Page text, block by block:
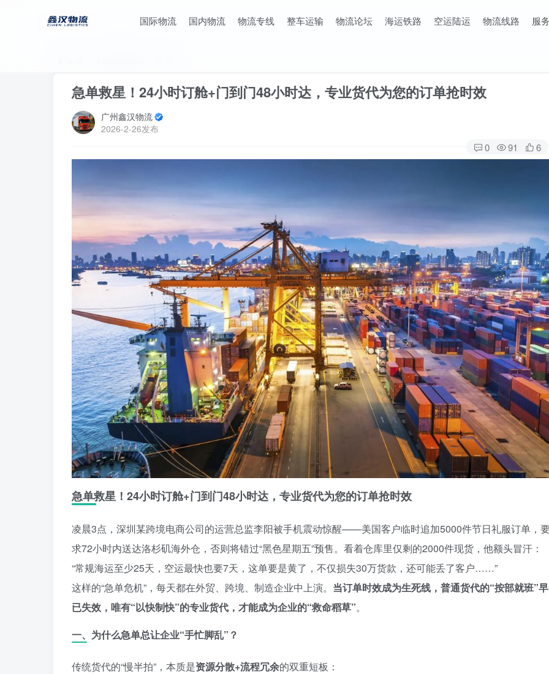
国际物流 国内物流 物流专线 整车运输 物流论坛 海运铁路 空运陆运 物流线路 服
急单救星！24小时订舱+门到门48小时达，专业货代为您的订单抢时效
广州鑫汉物流
2026-2-26发布
0 91 6
急单救星！24小时订舱+门到门48小时达，专业货代为您的订单抢时效
凌晨3点，深圳某跨境电商公司的运营总监李阳被手机震动惊醒——美国客户临时追加5000件节日礼服订单，
求72小时内送达洛杉矶海外仓，否则将错过“黑色星期五”预售。看着仓库里仅剩的2000件现货，他额头冒汗：
“常规海运至少25天，空运最快也要7天，这单要是黄了，不仅损失30万货款，还可能丢了客户……”
这样的“急单危机”，每天都在外贸、跨境、制造企业中上演。 当订单时效成为生死线，普通货代的“按部就班”早
已失效，唯有“以快制快”的专业货代，才能成为企业的“救命稻草”。
一、为什么急单总让企业“手忙脚乱”？
传统货代的“慢半拍”，本质是资源分散+流程冗余的双重短板：